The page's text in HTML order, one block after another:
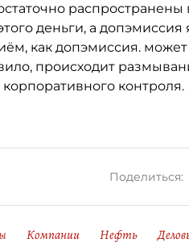
распространены
деньги, а допэмиссия
как допэмиссия. может
происходит
контроля.
Поделиться:
Компании Нефть